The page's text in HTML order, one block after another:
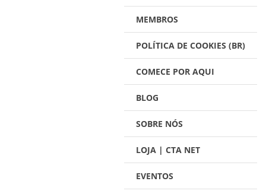
MEMBROS
POLÍTICA DE COOKIES (BR)
COMECE POR AQUI
BLOG
SOBRE NÓS
LOJA | CTA NET
EVENTOS